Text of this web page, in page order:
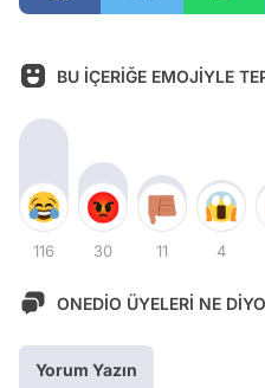
BU İÇERİĞE EMOJİYLE
116 30 11 4
ONEDİO ÜYELERİ NE
Yorum Yazın